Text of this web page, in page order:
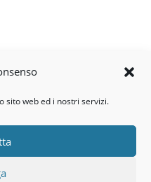
sito web ed i nostri servizi.
14 – 31030